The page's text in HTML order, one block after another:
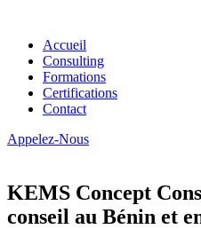
Accueil
Consulting
Formations
Certifications
Contact
Appelez-Nous
KEMS Concept
conseil au Bénin et